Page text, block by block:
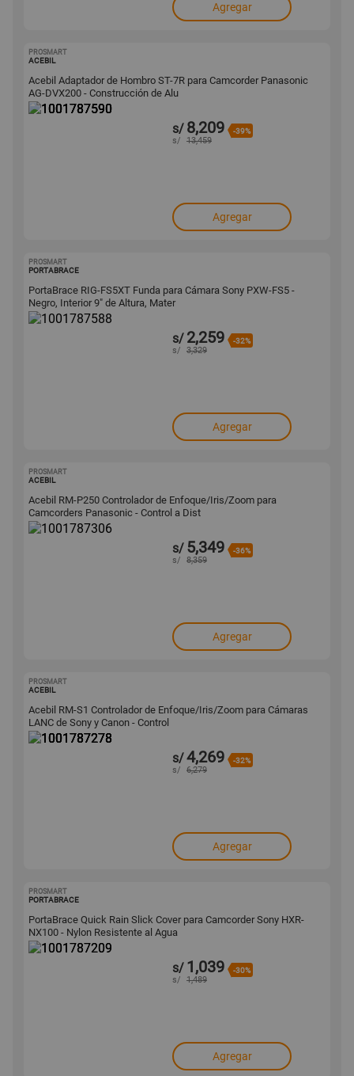
Agregar
PROSMART
ACEBIL
Acebil Adaptador de Hombro ST-7R para Camcorder Panasonic
AG-DVX200 - Construcción de Alu
s/ 8,209 -39%
s/ 13,459
Agregar
PROSMART
PORTABRACE
PortaBrace RIG-FS5XT Funda para Cámara Sony PXW-FS5 -
Negro, Interior 9" de Altura, Mater
s/ 2,259 -32%
s/ 3,329
Agregar
PROSMART
ACEBIL
Acebil RM-P250 Controlador de Enfoque/Iris/Zoom para
Camcorders Panasonic - Control a Dist
s/ 5,349 -36%
s/ 8,359
Agregar
PROSMART
ACEBIL
Acebil RM-S1 Controlador de Enfoque/Iris/Zoom para Cámaras
LANC de Sony y Canon - Control
s/4,269 -32%
s/ 6,279
Agregar
PROSMART
PORTABRACE
PortaBrace Quick Rain Slick Cover para Camcorder Sony HXR-
NX100 - Nylon Resistente al Agua
s/ 1,039 -30%
s/ 1,489
Agregar